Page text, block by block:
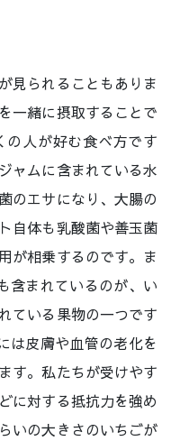
見られることもありま
一緒に摂取することで
の人が好む食べ方です
ャムに含まれている水
のエサになり、大腸の
自体も乳酸菌や善玉菌
が相乗するのです。ま
含まれているのが、い
ている果物の一つです
は皮膚や血管の老化を
す。私たちが受けやす
に対する抵抗力を強め
いの大きさのいちごが